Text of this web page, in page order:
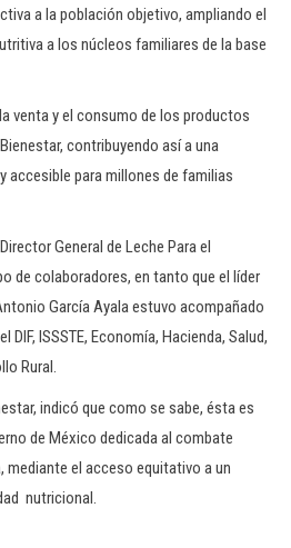
a la población objetivo, ampliando el
a los núcleos familiares de la base
venta y el consumo de los productos
contribuyendo así a una
accesible para millones de familias
General de Leche Para el
de colaboradores, en tanto que el líder
García Ayala estuvo acompañado
ISSSTE, Economía, Hacienda, Salud,
Rural.
indicó que como se sabe, ésta es
de México dedicada al combate
mediante el acceso equitativo a un
nutricional.